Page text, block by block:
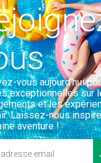
2 avis
vous aujourd'hui
exceptionnelles sur
et les
Laissez-nous
aventure !